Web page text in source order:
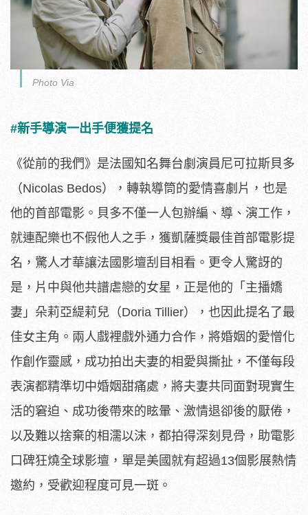
Photo Via
#新手導演一出手便獲提名
《從前的我們》是法國知名舞台劇演員尼可拉斯貝多
（Nicolas Bedos），轉執導筒的愛情喜劇片，也是
他的首部電影。貝多不僅一人包辦編、導、演工作，
就連配樂也不假他人之手，獲凱薩獎最佳首部電影提
名，驚人才華讓法國影壇刮目相看。更令人驚訝的
是，片中與他共譜虐戀的女星，正是他的「主播嬌
妻」朵莉亞緹莉兒（Doria Tillier），也因此提名了最
佳女主角。兩人戲裡戲外通力合作，將婚姻的愛憎化
作創作靈感，成功拍出夫妻的相愛與撕扯，不僅每段
表演都精準切中婚姻甜痛處，將夫妻共同面對現實生
活的窘迫、成功後帶來的眩暈、激情退卻後的厭倦，
以及難以捨棄的相濡以沫，都拍得深刻見骨，助電影
口碑狂燒全球影壇，單是美國就有超過13個影展熱情
邀約，受歡迎程度可見一斑。